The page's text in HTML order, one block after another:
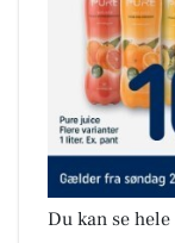
Du kan se hele